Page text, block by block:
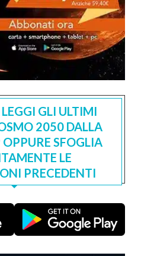
GLI ULTIMI
2050 DALLA
SFOGLIA
LE
PRECEDENTI